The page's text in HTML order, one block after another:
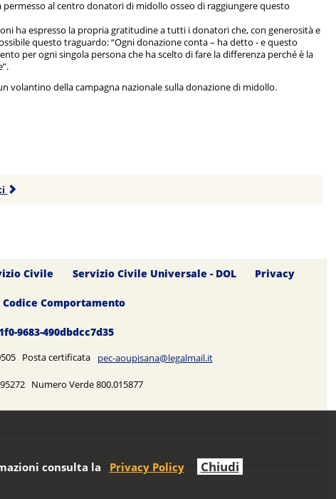
al centro donatori di midollo osseo di raggiungere questo
ha espresso la propria gratitudine a tutti i donatori che, con generosità e
questo traguardo: “Ogni donazione conta – ha detto - e questo
per ogni singola persona che ha scelto di fare la differenza perché è la
volantino della campagna nazionale sulla donazione di midollo.
Civile Servizio Civile Universale - DOL Privacy
Codice Comportamento
9683-490dbdcc7d35
Posta certificata pec-aoupisana@legalmail.it
Numero Verde 800.015877
consulta la Privacy Policy Chiudi